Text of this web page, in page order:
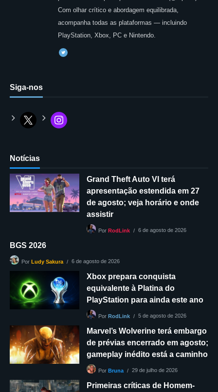
Com olhar crítico e abordagem equilibrada,
acompanha todas as plataformas — incluindo
PlayStation, Xbox, PC e Nintendo.
Siga-nos
Notícias
Grand Theft Auto VI terá
apresentação estendida em 27
de agosto; veja horário e onde
assistir
Por RodLink 6 de agosto de 2026
BGS 2026
Por Ludy Sakura 6 de agosto de 2026
Xbox prepara conquista
equivalente à Platina do
PlayStation para ainda este ano
Por RodLink 5 de agosto de 2026
Marvel’s Wolverine terá embargo
de prévias encerrado em agosto;
gameplay inédito está a caminho
Por Bruna 29 de julho de 2026
Primeiras críticas de Homem-